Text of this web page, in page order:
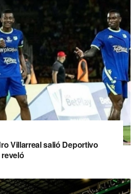
Villarreal salió Deportivo